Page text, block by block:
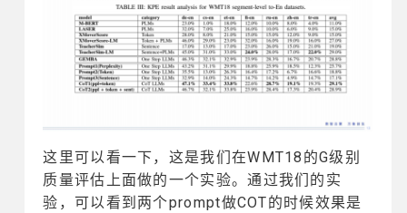
这里可以看一下，这是我们在WMT18的G级别
质量评估上面做的一个实验。通过我们的实
验，可以看到两个prompt做COT的时候效果是